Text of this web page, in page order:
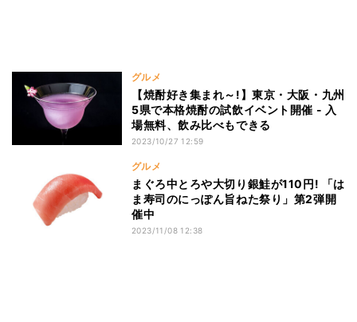
グルメ
【焼酎好き集まれ～!】東京・大阪・九州
5県で本格焼酎の試飲イベント開催 - 入
場無料、飲み比べもできる
2023/10/27 12:59
グルメ
まぐろ中とろや大切り銀鮭が110円! 「は
ま寿司のにっぽん旨ねた祭り」第2弾開
催中
2023/11/08 12:38